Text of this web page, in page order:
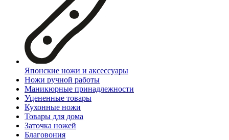
Японские ножи и аксессуары
Ножи ручной работы
Маникюрные принадлежности
Уцененные товары
Кухонные ножи
Товары для дома
Заточка ножей
Благовония